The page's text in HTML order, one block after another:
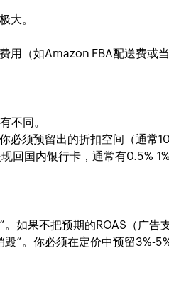
大。
用（如Amazon FBA配送费或当
不同。
必须预留出的折扣空间（通常
回国内银行卡，通常有0.5%-
。如果不把预期的ROAS（广告
”。你必须在定价中预留3%-